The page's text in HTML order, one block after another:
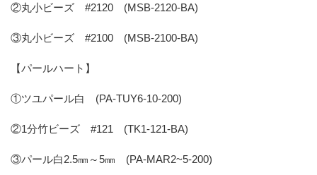
②丸小ビーズ #2120 (MSB-2120-BA)
③丸小ビーズ #2100 (MSB-2100-BA)
【パールハート】
①ツユパール白 (PA-TUY6-10-200)
②1分竹ビーズ #121 (TK1-121-BA)
③パール白2.5㎜～5㎜ (PA-MAR2~5-200)